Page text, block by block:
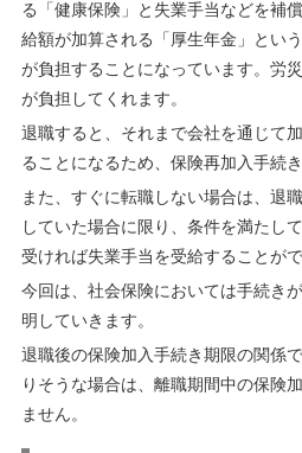
る「健康保険」と失業手当などを補
給額が加算される「厚生年金」とい
が負担することになっています。労
が負担してくれます。
退職すると、それまで会社を通じて
ることになるため、保険再加入手続
また、すぐに転職しない場合は、退
していた場合に限り、条件を満たし
受ければ失業手当を受給することがで
今回は、社会保険においては手続き
明していきます。
退職後の保険加入手続き期限の関係
りそうな場合は、離職期間中の保険
ません。